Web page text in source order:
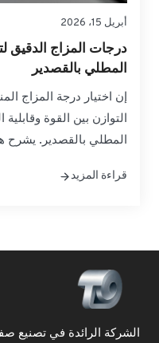
أبريل 15، 2026
درجات المزاج الدقيق
المطلي بالقصدير
إن اختيار درجة المزاج
التوازن بين القوة
المطلي بالقصدير. يشرح
الحاويات الكيميائية
المطلي بالقصدير...
قراءة المزيد
الشركة الرائدة في تصنيع